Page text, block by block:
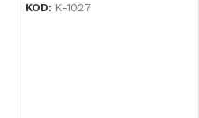
KOD: K-1027